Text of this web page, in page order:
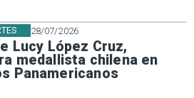
28/07/2026
Lucy López Cruz,
medallista chilena en
Panamericanos